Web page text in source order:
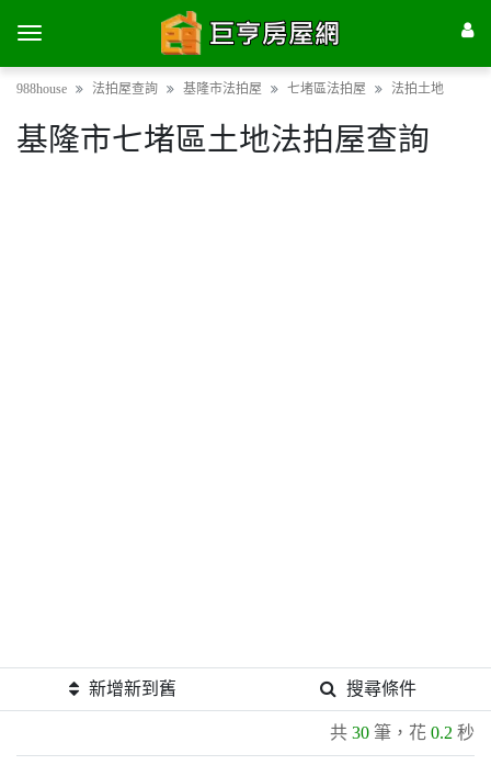
988house 法拍屋查詢 基隆市法拍屋 七堵區法拍屋 法拍土地
基隆市七堵區土地法拍屋查詢
新增新到舊 搜尋條件
共 30 筆，花 0.2 秒